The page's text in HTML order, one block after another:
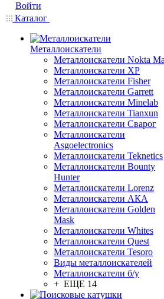
Войти
Каталог
Металлоискатели
Металлоискатели Nokta
Металлоискатели XP
Металлоискатели Fisher
Металлоискатели Garrett
Металлоискатели Minelab
Металлоискатели Tianxun
Металлоискатели Сварог
Металлоискатели
Asgoelectronics
Металлоискатели Teknetics
Металлоискатели Bounty
Hunter
Металлоискатели Lorenz
Металлоискатели АКА
Металлоискатели Golden
Mask
Металлоискатели Whites
Металлоискатели Quest
Металлоискатели Tesoro
Виды металлоискателей
Металлоискатели б/у
+ ЕЩЕ 14